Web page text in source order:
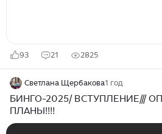
93 21 2825
Светлана Щербакова1 год
БИНГО-2025/ ВСТУПЛЕНИЕ///
ПЛАНЫ!!!!